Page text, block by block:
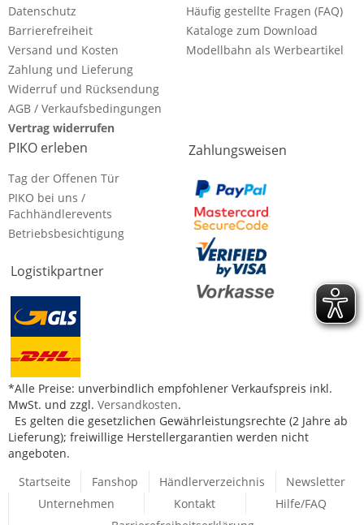
Datenschutz
Barrierefreiheit
Versand und Kosten
Zahlung und Lieferung
Widerruf und Rücksendung
AGB / Verkaufsbedingungen
Vertrag widerrufen
Häufig gestellte Fragen (FAQ)
Kataloge zum Download
Modellbahn als Werbeartikel
PIKO erleben
Tag der Offenen Tür
PIKO bei uns /
Fachhändlerevents
Betriebsbesichtigung
Logistikpartner
Zahlungsweisen
*Alle Preise: unverbindlich empfohlener Verkaufspreis inkl.
MwSt. und zzgl. Versandkosten.
Es gelten die gesetzlichen Gewährleistungsrechte (2 Jahre ab
Lieferung); freiwillige Herstellergarantien werden nicht
angeboten.
Startseite
Fanshop Händlerverzeichnis
Newsletter
Unternehmen
Kontakt
Hilfe/FAQ